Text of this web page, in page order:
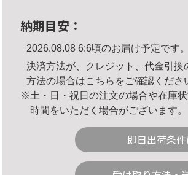
納期目安：
2026.08.08 6:6頃のお届け予定です。
決済方法が、クレジット、代金引
方法の場合はこちら をご確認くださ
※土・日・祝日の注文の場合や在庫
時間をいただく場合がございます。
即日出荷条